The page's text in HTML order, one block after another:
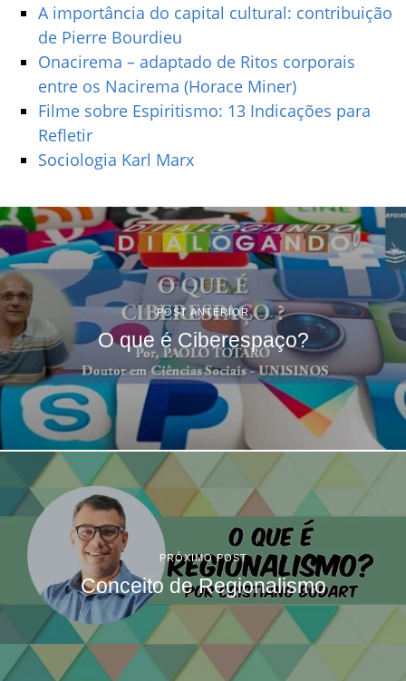
A importância do capital cultural: contribuição
de Pierre Bourdieu
Onacirema – adaptado de Ritos corporais
entre os Nacirema (Horace Miner)
Filme sobre Espiritismo: 13 Indicações para
Refletir
Sociologia Karl Marx
POST ANTERIOR
O que é Ciberespaço?
PRÓXIMO POST
Conceito de Regionalismo